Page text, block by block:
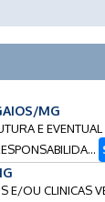
MG
E
OU CLINICAS